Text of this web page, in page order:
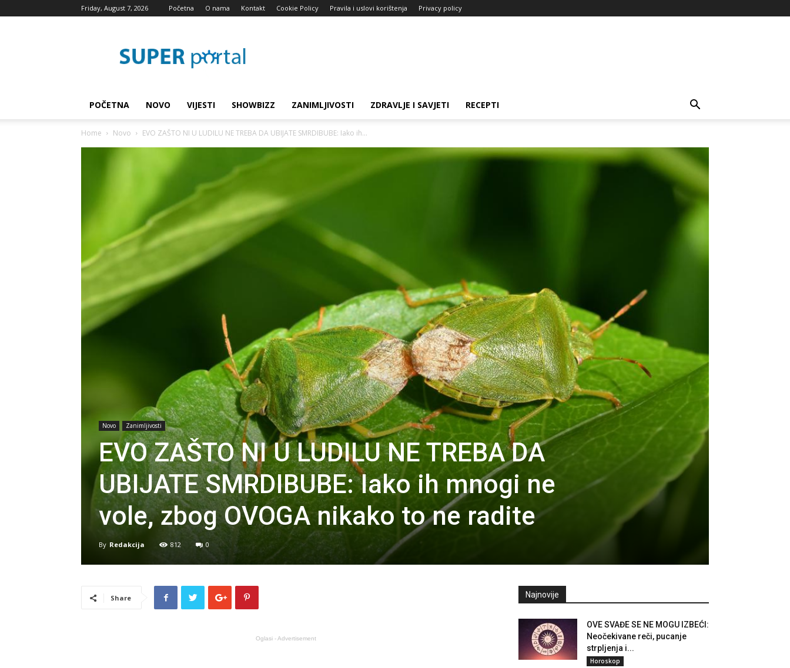
Friday, August 7, 2026 Početna O nama Kontakt Cookie Policy Pravila i uslovi korištenja Privacy policy
blog
POČETNA NOVO VIJESTI SHOWBIZZ ZANIMLJIVOSTI ZDRAVLJE I SAVJETI RECEPTI
Home Novo EVO ZAŠTO NI U LUDILU NE TREBA DA UBIJATE SMRDIBUBE: Iako ih...
Novo Zanimljivosti
EVO ZAŠTO NI U LUDILU NE TREBA DA
UBIJATE SMRDIBUBE: Iako ih mnogi ne
vole, zbog OVOGA nikako to ne radite
By Redakcija 812 0
Share
Oglasi - Advertisement
Najnovije
OVE SVAĐE SE NE MOGU IZBEĆI:
Neočekivane reči, pucanje
strpljenja i...
Horoskop